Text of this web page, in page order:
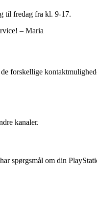
til fredag fra kl. 9-17.
– Maria
forskellige
kanaler.
spørgsmål om din